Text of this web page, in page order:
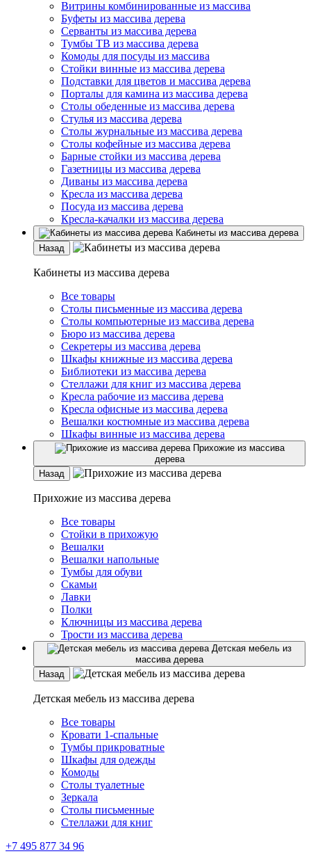
Витрины комбинированные из массива
Буфеты из массива дерева
Серванты из массива дерева
Тумбы ТВ из массива дерева
Комоды для посуды из массива
Стойки винные из массива дерева
Подставки для цветов и массива дерева
Порталы для камина из массива дерева
Столы обеденные из массива дерева
Стулья из массива дерева
Столы журнальные из массива дерева
Столы кофейные из массива дерева
Барные стойки из массива дерева
Газетницы из массива дерева
Диваны из массива дерева
Кресла из массива дерева
Посуда из массива дерева
Кресла-качалки из массива дерева
Кабинеты из массива дерева
Назад
Кабинеты из массива дерева
Все товары
Столы письменные из массива дерева
Столы компьютерные из массива дерева
Бюро из массива дерева
Секретеры из массива дерева
Шкафы книжные из массива дерева
Библиотеки из массива дерева
Стеллажи для книг из массива дерева
Кресла рабочие из массива дерева
Кресла офисные из массива дерева
Вешалки костюмные из массива дерева
Шкафы винные из массива дерева
Прихожие из массива
дерева
Назад
Прихожие из массива дерева
Все товары
Стойки в прихожую
Вешалки
Вешалки напольные
Тумбы для обуви
Скамьи
Лавки
Полки
Ключницы из массива дерева
Трости из массива дерева
Детская мебель из
массива дерева
Назад
Детская мебель из массива дерева
Все товары
Кровати 1-спальные
Тумбы прикроватные
Шкафы для одежды
Комоды
Столы туалетные
Зеркала
Столы письменные
Стеллажи для книг
+7 495 877 34 96